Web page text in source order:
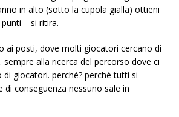
in alto (sotto la cupola gialla) ottieni
– si ritira.
ai posti, dove molti giocatori cercano di
sempre alla ricerca del percorso dove ci
giocatori. perché? perché tutti si
di conseguenza nessuno sale in